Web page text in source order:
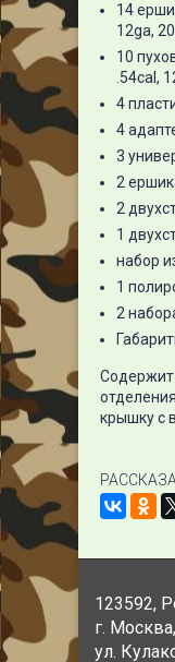
14
12ga,
10
.54cal,
4
4
3
2
2
1
набор
1
2
Содержит
крышку с
123592,
г. Москва,
ул.